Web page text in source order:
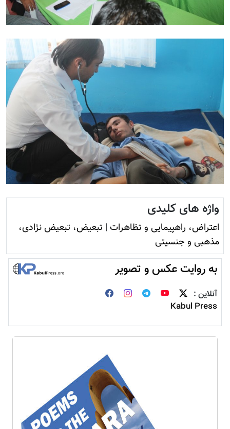
واژه های کلیدی
اعتراض، راهپیمایی و تظاهرات | تبعیض، تبعیض نژادی،
مذهبی و جنسیتی
به روایت عکس و تصویر
آنلاین :
Kabul Press